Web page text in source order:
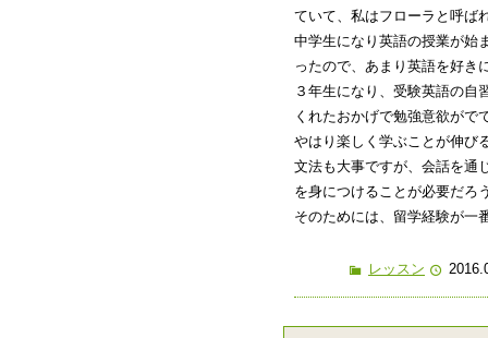
ていて、私はフローラと呼ば
中学生になり英語の授業が始
ったので、あまり英語を好き
３年生になり、受験英語の自
くれたおかげで勉強意欲がで
やはり楽しく学ぶことが伸び
文法も大事ですが、会話を通
を身につけることが必要だろ
そのためには、留学経験が一
レッスン